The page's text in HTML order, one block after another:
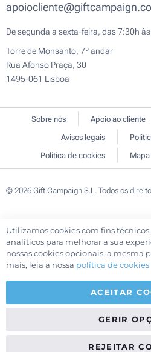
De segunda a sexta-feira, das 7:30h
Torre de Monsanto, 7º andar
Rua Afonso Praça, 30
1495-061 Lisboa
Sobre nós Apoio ao cliente
Avisos legais
Política de cookies
© 2026 Gift Campaign S.L. Todos os
Utilizamos cookies com fins
analíticos para melhorar a sua
nossas cookies opcionais, a mesma
mais, leia a nossa política de cookies
ACEITAR
GERIR
REJEITAR